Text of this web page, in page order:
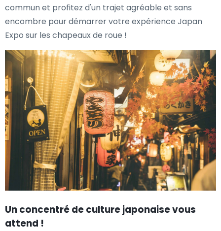
commun et profitez d'un trajet agréable et sans
encombre pour démarrer votre expérience Japan
Expo sur les chapeaux de roue !
Un concentré de culture japonaise vous
attend !